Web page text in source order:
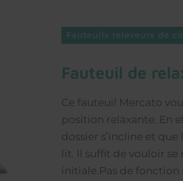
Fauteuils releveurs de
fauteuil de
Ce fauteuil Mercato
position relaxante. En
dossier s’incline et
lit. Il suffit de vouloir
initiale.Pas de fonction